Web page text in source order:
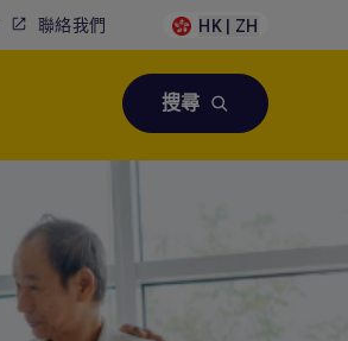
聯絡我們 HK | ZH
搜尋